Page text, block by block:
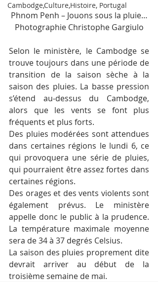
Cambodge,Culture,Histoire, Portugal
Phnom Penh – Jouons sous la pluie…
Photographie Christophe Gargiulo
Selon le ministère, le Cambodge se
trouve toujours dans une période de
transition de la saison sèche à la
saison des pluies. La basse pression
s’étend au-dessus du Cambodge,
alors que les vents se font plus
fréquents et plus forts.
Des pluies modérées sont attendues
dans certaines régions le lundi 6, ce
qui provoquera une série de pluies,
qui pourraient être assez fortes dans
certaines régions.
Des orages et des vents violents sont
également prévus. Le ministère
appelle donc le public à la prudence.
La température maximale moyenne
sera de 34 à 37 degrés Celsius.
La saison des pluies proprement dite
devrait arriver au début de la
troisième semaine de mai.